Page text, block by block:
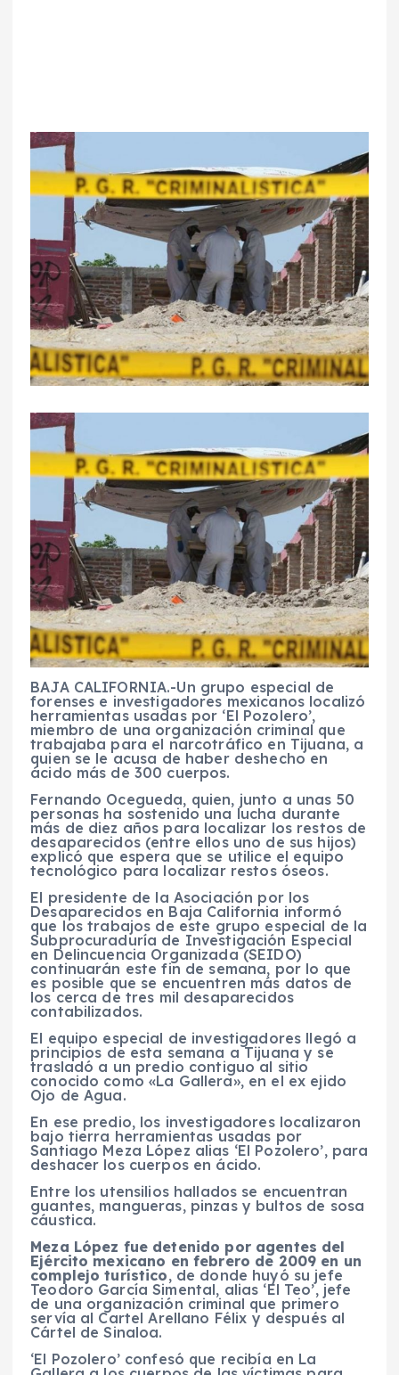
BAJA CALIFORNIA.-Un grupo especial de
forenses e investigadores mexicanos localizó
herramientas usadas por ‘El Pozolero’,
miembro de una organización criminal que
trabajaba para el narcotráfico en Tijuana, a
quien se le acusa de haber deshecho en
ácido más de 300 cuerpos.
Fernando Ocegueda, quien, junto a unas 50
personas ha sostenido una lucha durante
más de diez años para localizar los restos de
desaparecidos (entre ellos uno de sus hijos)
explicó que espera que se utilice el equipo
tecnológico para localizar restos óseos.
El presidente de la Asociación por los
Desaparecidos en Baja California informó
que los trabajos de este grupo especial de la
Subprocuraduría de Investigación Especial
en Delincuencia Organizada (SEIDO)
continuarán este fin de semana, por lo que
es posible que se encuentren más datos de
los cerca de tres mil desaparecidos
contabilizados.
El equipo especial de investigadores llegó a
principios de esta semana a Tijuana y se
trasladó a un predio contiguo al sitio
conocido como «La Gallera», en el ex ejido
Ojo de Agua.
En ese predio, los investigadores localizaron
bajo tierra herramientas usadas por
Santiago Meza López alias ‘El Pozolero’, para
deshacer los cuerpos en ácido.
Entre los utensilios hallados se encuentran
guantes, mangueras, pinzas y bultos de sosa
cáustica.
Meza López fue detenido por agentes del
Ejército mexicano en febrero de 2009 en un
complejo turístico, de donde huyó su jefe
Teodoro García Simental, alias ‘El Teo’, jefe
de una organización criminal que primero
servía al Cartel Arellano Félix y después al
Cártel de Sinaloa.
‘El Pozolero’ confesó que recibía en La